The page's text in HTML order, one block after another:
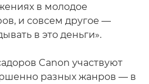
в молодое
и совсем другое —
в это деньги».
Canon участвуют
разных жанров — в